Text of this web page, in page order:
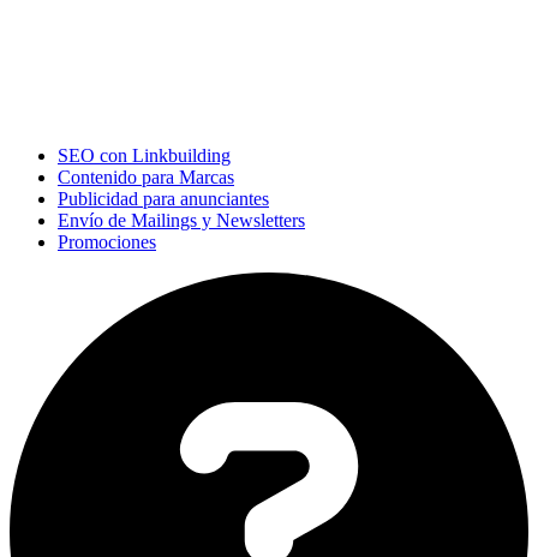
SEO con Linkbuilding
Contenido para Marcas
Publicidad para anunciantes
Envío de Mailings y Newsletters
Promociones